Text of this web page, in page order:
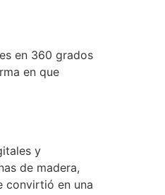
en 360 grados
en que
y
de madera,
convirtió en una